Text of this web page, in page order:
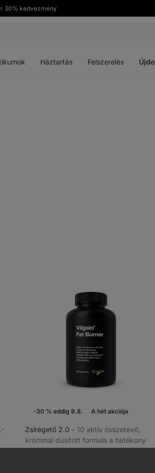
30% kedvezmény
Háztartás Felszerelés
-30 % eddig 9.8. A hét akciója
Zsírégető 2.0 ⁠–⁠ 10 aktív összetevő,
krómmal dúsított formula a hatékony
makrotápanyag-anyagcsere